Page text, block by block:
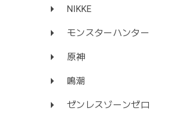
NIKKE
モンスターハンター
原神
鳴潮
ゼンレスゾーンゼロ